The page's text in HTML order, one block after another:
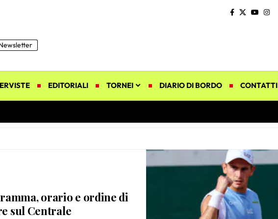
EDITORIALI TORNEI DIARIO DI BORDO CONTATTI
orario e ordine di
sul Centrale